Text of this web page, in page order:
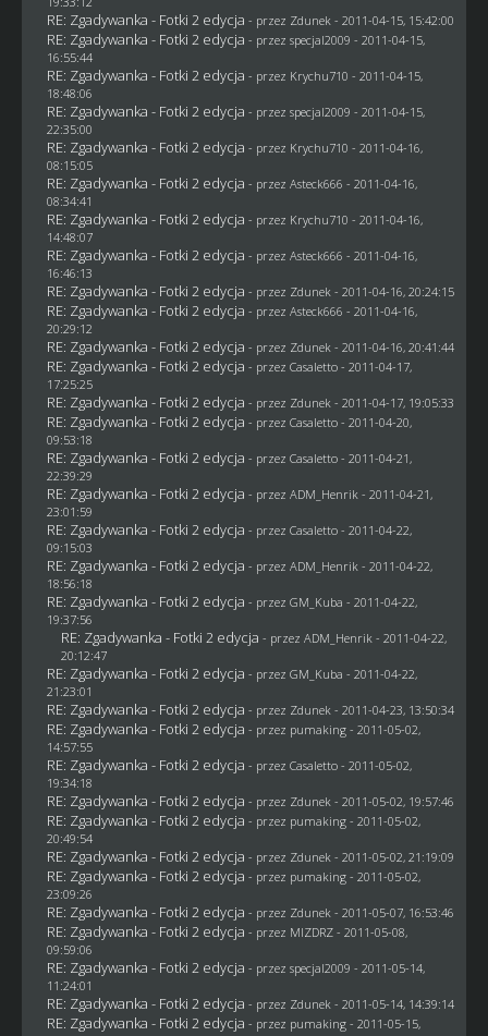
RE: Zgadywanka - Fotki 2 edycja - przez Zdunek - 2011-04-15, 15:42:00
RE: Zgadywanka - Fotki 2 edycja - przez specjal2009 - 2011-04-15,
16:55:44
RE: Zgadywanka - Fotki 2 edycja - przez Krychu710 - 2011-04-15,
18:48:06
RE: Zgadywanka - Fotki 2 edycja - przez specjal2009 - 2011-04-15,
22:35:00
RE: Zgadywanka - Fotki 2 edycja - przez Krychu710 - 2011-04-16,
08:15:05
RE: Zgadywanka - Fotki 2 edycja - przez Asteck666 - 2011-04-16,
08:34:41
RE: Zgadywanka - Fotki 2 edycja - przez Krychu710 - 2011-04-16,
14:48:07
RE: Zgadywanka - Fotki 2 edycja - przez Asteck666 - 2011-04-16,
16:46:13
RE: Zgadywanka - Fotki 2 edycja - przez Zdunek - 2011-04-16, 20:24:15
RE: Zgadywanka - Fotki 2 edycja - przez Asteck666 - 2011-04-16,
20:29:12
RE: Zgadywanka - Fotki 2 edycja - przez Zdunek - 2011-04-16, 20:41:44
RE: Zgadywanka - Fotki 2 edycja - przez Casaletto- 2011-04-17,
17:25:25
RE: Zgadywanka - Fotki 2 edycja - przez Zdunek - 2011-04-17, 19:05:33
RE: Zgadywanka - Fotki 2 edycja - przez Casaletto- 2011-04-20,
09:53:18
RE: Zgadywanka - Fotki 2 edycja - przez Casaletto- 2011-04-21,
22:39:29
RE: Zgadywanka - Fotki 2 edycja - przez ADM_Henrik - 2011-04-21,
23:01:59
RE: Zgadywanka - Fotki 2 edycja - przez Casaletto- 2011-04-22,
09:15:03
RE: Zgadywanka - Fotki 2 edycja - przez ADM_Henrik - 2011-04-22,
18:56:18
RE: Zgadywanka - Fotki 2 edycja - przez GM_Kuba - 2011-04-22,
19:37:56
RE: Zgadywanka - Fotki 2 edycja - przez ADM_Henrik - 2011-04-22,
20:12:47
RE: Zgadywanka - Fotki 2 edycja - przez GM_Kuba - 2011-04-22,
21:23:01
RE: Zgadywanka - Fotki 2 edycja - przez Zdunek - 2011-04-23, 13:50:34
RE: Zgadywanka - Fotki 2 edycja - przez pumaking- 2011-05-02,
14:57:55
RE: Zgadywanka - Fotki 2 edycja - przez Casaletto- 2011-05-02,
19:34:18
RE: Zgadywanka - Fotki 2 edycja - przez Zdunek - 2011-05-02, 19:57:46
RE: Zgadywanka - Fotki 2 edycja - przez pumaking- 2011-05-02,
20:49:54
RE: Zgadywanka - Fotki 2 edycja - przez Zdunek - 2011-05-02, 21:19:09
RE: Zgadywanka - Fotki 2 edycja - przez pumaking- 2011-05-02,
23:09:26
RE: Zgadywanka - Fotki 2 edycja - przez Zdunek - 2011-05-07, 16:53:46
RE: Zgadywanka - Fotki 2 edycja - przez MIZDRZ- 2011-05-08,
09:59:06
RE: Zgadywanka - Fotki 2 edycja - przez specjal2009 - 2011-05-14,
11:24:01
RE: Zgadywanka - Fotki 2 edycja - przez Zdunek - 2011-05-14, 14:39:14
RE: Zgadywanka - Fotki 2 edycja - przez pumaking- 2011-05-15,